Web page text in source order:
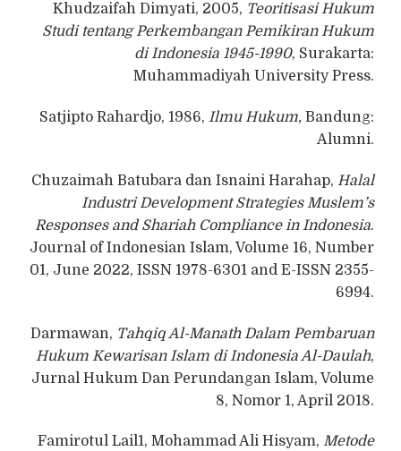
Khudzaifah Dimyati, 2005, Teoritisasi Hukum
Studi tentang Perkembangan Pemikiran Hukum
di Indonesia 1945-1990, Surakarta:
Muhammadiyah University Press.
Satjipto Rahardjo, 1986, Ilmu Hukum, Bandung:
Alumni.
Chuzaimah Batubara dan Isnaini Harahap, Halal
Industri Development Strategies Muslem’s
Responses and Shariah Compliance in Indonesia.
Journal of Indonesian Islam, Volume 16, Number
01, June 2022, ISSN 1978-6301 and E-ISSN 2355-
6994.
Darmawan, Tahqiq Al-Manath Dalam Pembaruan
Hukum Kewarisan Islam di Indonesia Al-Daulah,
Jurnal Hukum Dan Perundangan Islam, Volume
8, Nomor 1, April 2018.
Famirotul Lail1, Mohammad Ali Hisyam, Metode